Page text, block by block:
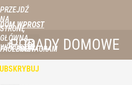
PRZEJDŹ
NA
STRONĘ
GŁÓWNĄ
WPROST.PL
DOM WPROST
FACEBOOKINSTAGRAM
PORADY DOMOWE